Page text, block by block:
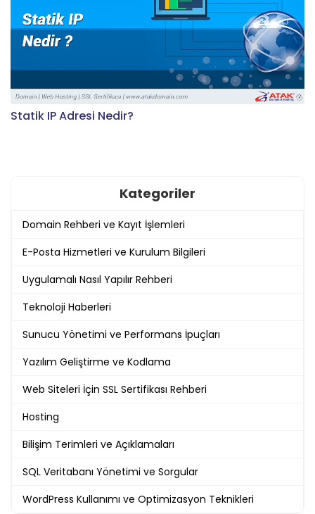
Statik IP Adresi Nedir?
Kategoriler
Domain Rehberi ve Kayıt İşlemleri
E-Posta Hizmetleri ve Kurulum Bilgileri
Uygulamalı Nasıl Yapılır Rehberi
Teknoloji Haberleri
Sunucu Yönetimi ve Performans İpuçları
Yazılım Geliştirme ve Kodlama
Web Siteleri İçin SSL Sertifikası Rehberi
Hosting
Bilişim Terimleri ve Açıklamaları
SQL Veritabanı Yönetimi ve Sorgular
WordPress Kullanımı ve Optimizasyon Teknikleri